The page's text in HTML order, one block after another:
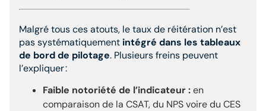
Malgré tous ces atouts, le taux de réitération n’est
pas systématiquement intégré dans les tableaux
de bord de pilotage. Plusieurs freins peuvent
l’expliquer :
Faible notoriété de l’indicateur :en
comparaison de la CSAT, du NPS voire du CES